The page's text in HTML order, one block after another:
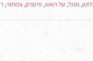
מנגל על האש פיקניק צמחוני